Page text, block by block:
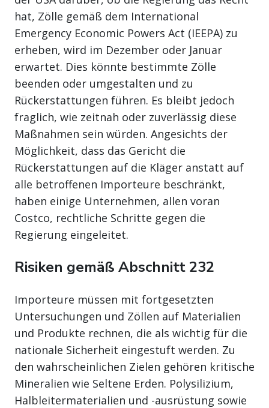
hat, Zölle gemäß dem International
Emergency Economic Powers Act (IEEPA) zu
erheben, wird im Dezember oder Januar
erwartet. Dies könnte bestimmte Zölle
beenden oder umgestalten und zu
Rückerstattungen führen. Es bleibt jedoch
fraglich, wie zeitnah oder zuverlässig diese
Maßnahmen sein würden. Angesichts der
Möglichkeit, dass das Gericht die
Rückerstattungen auf die Kläger anstatt auf
alle betroffenen Importeure beschränkt,
haben einige Unternehmen, allen voran
Costco, rechtliche Schritte gegen die
Regierung eingeleitet.
Risiken gemäß Abschnitt 232
Importeure müssen mit fortgesetzten
Untersuchungen und Zöllen auf Materialien
und Produkte rechnen, die als wichtig für die
nationale Sicherheit eingestuft werden. Zu
den wahrscheinlichen Zielen gehören kritische
Mineralien wie Seltene Erden. Polysilizium,
Halbleitermaterialien und -ausrüstung sowie